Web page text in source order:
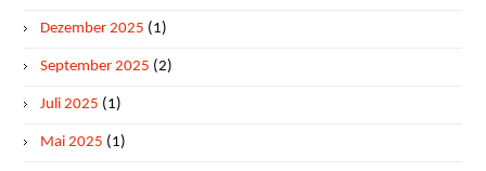
Dezember 2025 (1)
September 2025 (2)
Juli 2025 (1)
Mai 2025 (1)